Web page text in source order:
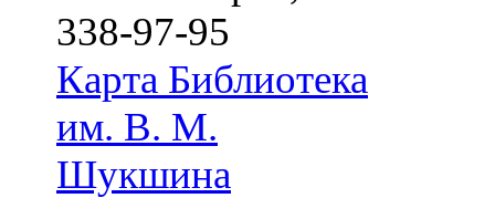
338-97-95
Карта Библиотека
им. В. М.
Шукшина